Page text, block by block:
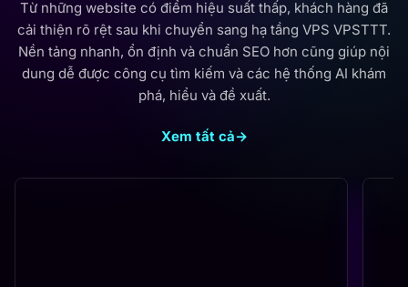
cải thiện rõ rệt sau khi chuyển sang hạ tầng VPS VPSTTT.
Nền tảng nhanh, ổn định và chuẩn SEO hơn cũng giúp nội
dung dễ được công cụ tìm kiếm và các hệ thống AI khám
phá, hiểu và đề xuất.